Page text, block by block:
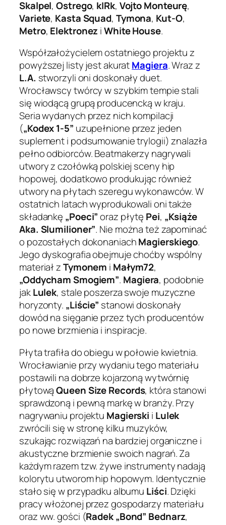
Skalpel,Ostrego, kIRk, Vojto Monteurę,
Variete, Kasta Squad, Tymona, Kut-O,
Metro, Elektronez iWhite House.
Współzałożycielem ostatniego projektu z
powyższej listy jest akuratMagiera. Wraz z
L.A. stworzyli oni doskonały duet.
Wrocławscy twórcy w szybkim tempie stali
się wiodącą grupą producencką w kraju.
Seria wydanych przez nich kompilacji
(„Kodex 1-5” uzupełnione przez jeden
suplement i podsumowanie trylogii) znalazła
pełno odbiorców. Beatmakerzy nagrywali
utwory z czołówką polskiej sceny hip
hopowej, dodatkowo produkując również
utwory na płytach szeregu wykonawców. W
ostatnich latach wyprodukowali oni także
składankę „Poeci”oraz płytę Pei, „Książe
Aka. Slumilioner”. Nie można też zapominać
o pozostałych dokonaniachMagierskiego.
Jego dyskografia obejmuje choćby wspólny
materiał zTymonem i Małym72,
„Oddycham Smogiem”. Magiera, podobnie
jakLulek, stale poszerza swoje muzyczne
horyzonty. „Liście” stanowi doskonały
dowód na sięganie przez tych producentów
po nowe brzmienia i inspiracje.
Płyta trafiła do obiegu w połowie kwietnia.
Wrocławianie przy wydaniu tego materiału
postawili na dobrze kojarzoną wytwórnię
płytowąQueen Size Records, która stanowi
sprawdzoną i pewną markę w branży. Przy
nagrywaniu projektu Magierski i Lulek
zwrócili się w stronę kilku muzyków,
szukając rozwiązań na bardziej organiczne i
akustyczne brzmienie swoich nagrań. Za
każdym razem tzw. żywe instrumenty nadają
kolorytu utworom hip hopowym. Identycznie
stało się w przypadku albumu Liści. Dzięki
pracy włożonej przez gospodarzy materiału
oraz ww. gości (Radek „Bond” Bednarz,